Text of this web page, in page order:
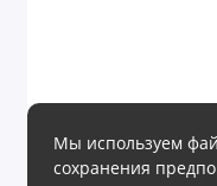
Мы используем
сохранения